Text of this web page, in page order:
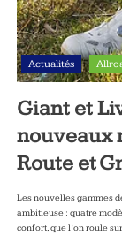
Actualités
Giant et
nouveaux
Route et
Les nouvelles gammes
ambitieuse : quatre
confort, que l’on roule